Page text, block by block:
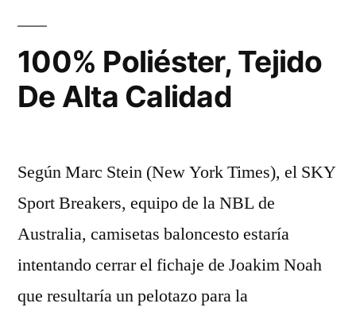
100% Poliéster, Tejido
De Alta Calidad
Según Marc Stein (New York Times), el SKY
Sport Breakers, equipo de la NBL de
Australia, camisetas baloncesto estaría
intentando cerrar el fichaje de Joakim Noah
que resultaría un pelotazo para la